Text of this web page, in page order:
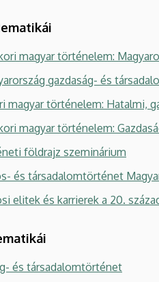
magyar történelem:
gazdaság- és
magyar történelem: Hatalmi,
magyar történelem:
földrajz szeminárium
és társadalomtörténet
elitek és karrierek a 20.
és társadalomtörténet